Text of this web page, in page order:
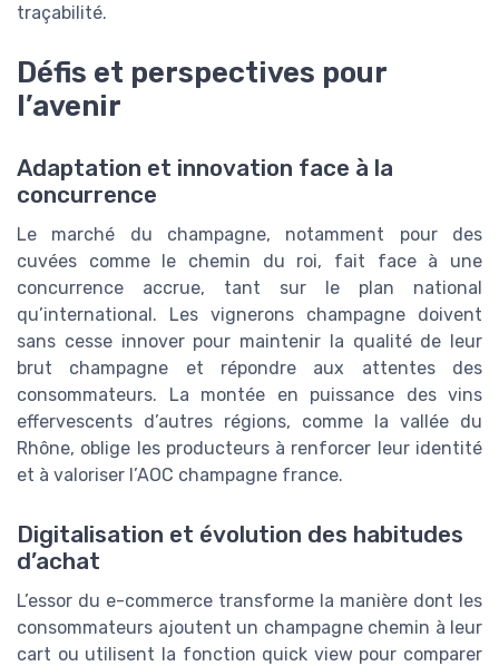
traçabilité.
Défis et perspectives pour
l’avenir
Adaptation et innovation face à la
concurrence
Le marché du champagne, notamment pour des
cuvées comme le chemin du roi, fait face à une
concurrence accrue, tant sur le plan national
qu’international. Les vignerons champagne doivent
sans cesse innover pour maintenir la qualité de leur
brut champagne et répondre aux attentes des
consommateurs. La montée en puissance des vins
effervescents d’autres régions, comme la vallée du
Rhône, oblige les producteurs à renforcer leur identité
et à valoriser l’AOC champagne france.
Digitalisation et évolution des habitudes
d’achat
L’essor du e-commerce transforme la manière dont les
consommateurs ajoutent un champagne chemin à leur
cart ou utilisent la fonction quick view pour comparer